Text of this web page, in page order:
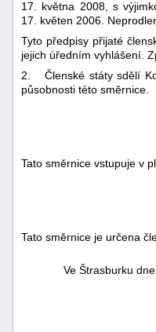
17. května 2008, s
17. květen 2006.
Tyto předpisy přijaté
jejich úředním vyhlášení.
2. Členské státy sdělí
působnosti této směrnice.
Tato směrnice vstupuje v
Tato směrnice je určena
Ve Štrasburku